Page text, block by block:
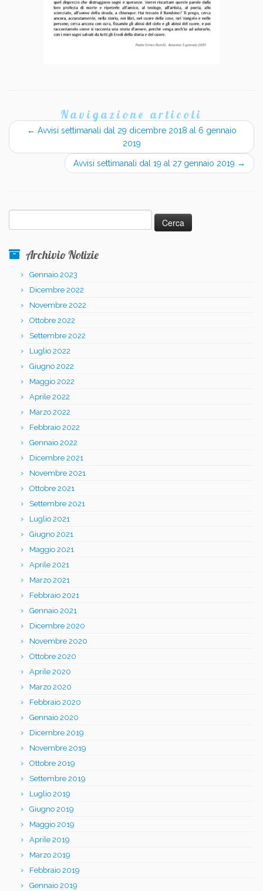
Navigazione articoli
← Avvisi settimanali dal 29 dicembre 2018 al 6 gennaio
2019
Avvisi settimanali dal 19 al 27 gennaio 2019 →
per:
Archivio Notizie
Gennaio 2023
Dicembre 2022
Novembre 2022
Ottobre 2022
Settembre 2022
Luglio 2022
Giugno 2022
Maggio 2022
Aprile 2022
Marzo 2022
Febbraio 2022
Gennaio 2022
Dicembre 2021
Novembre 2021
Ottobre 2021
Settembre 2021
Luglio 2021
Giugno 2021
Maggio 2021
Aprile 2021
Marzo 2021
Febbraio 2021
Gennaio 2021
Dicembre 2020
Novembre 2020
Ottobre 2020
Aprile 2020
Marzo 2020
Febbraio 2020
Gennaio 2020
Dicembre 2019
Novembre 2019
Ottobre 2019
Settembre 2019
Luglio 2019
Giugno 2019
Maggio 2019
Aprile 2019
Marzo 2019
Febbraio 2019
Gennaio 2019